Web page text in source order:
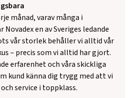
månad, varav många i
en av Sveriges ledande
vår storlek behåller vi alltid vår
– precis som vi alltid har gjort.
erfarenhet och våra skickliga
kund känna dig trygg med att vi
service i toppklass.